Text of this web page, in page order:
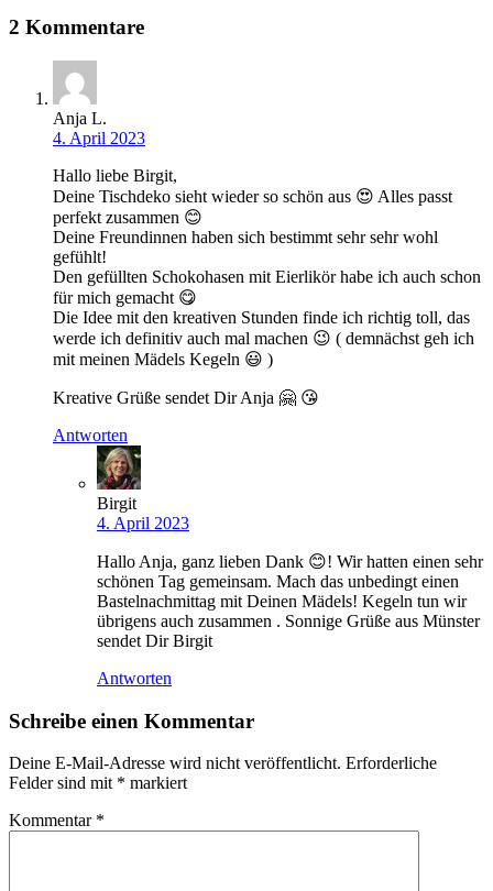
2 Kommentare
Anja L.
4. April 2023
Hallo liebe Birgit,
Deine Tischdeko sieht wieder so schön aus 😍 Alles passt
perfekt zusammen 😊
Deine Freundinnen haben sich bestimmt sehr sehr wohl
gefühlt!
Den gefüllten Schokohasen mit Eierlikör habe ich auch schon
für mich gemacht 😋
Die Idee mit den kreativen Stunden finde ich richtig toll, das
werde ich definitiv auch mal machen 😉 ( demnächst geh ich
mit meinen Mädels Kegeln 😃 )
Kreative Grüße sendet Dir Anja 🤗 😘
Antworten
Birgit
4. April 2023
Hallo Anja, ganz lieben Dank 😊! Wir hatten einen sehr
schönen Tag gemeinsam. Mach das unbedingt einen
Bastelnachmittag mit Deinen Mädels! Kegeln tun wir
übrigens auch zusammen . Sonnige Grüße aus Münster
sendet Dir Birgit
Antworten
Schreibe einen Kommentar
Deine E-Mail-Adresse wird nicht veröffentlicht. Erforderliche
Felder sind mit * markiert
Kommentar *